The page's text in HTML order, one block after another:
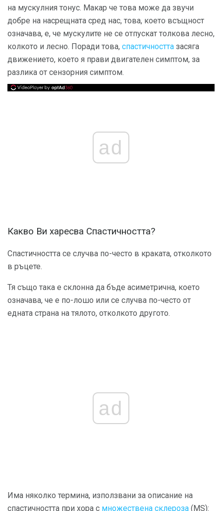
на мускулния тонус. Макар че това може да звучи
добре на насрещната сред нас, това, което всъщност
означава, е, че мускулите не се отпускат толкова лесно,
колкото и лесно. Поради това, спастичността засяга
движението, което я прави двигателен симптом, за
разлика от сензорния симптом.
ad
Какво Ви харесва Спастичността?
Спастичността се случва по-често в краката, отколкото
в ръцете.
Тя също така е склонна да бъде асиметрична, което
означава, че е по-лошо или се случва по-често от
едната страна на тялото, отколкото другото.
ad
Има няколко термина, използвани за описание на
спастичността при хора с множествена склероза (MS):